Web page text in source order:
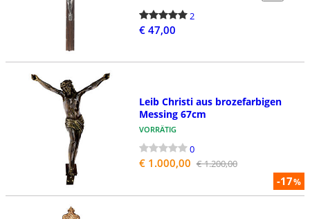
2
€ 47,00
-17%
Leib Christi aus brozefarbigen
Messing 67cm
VORRÄTIG
0
€ 1.000,00 € 1.200,00